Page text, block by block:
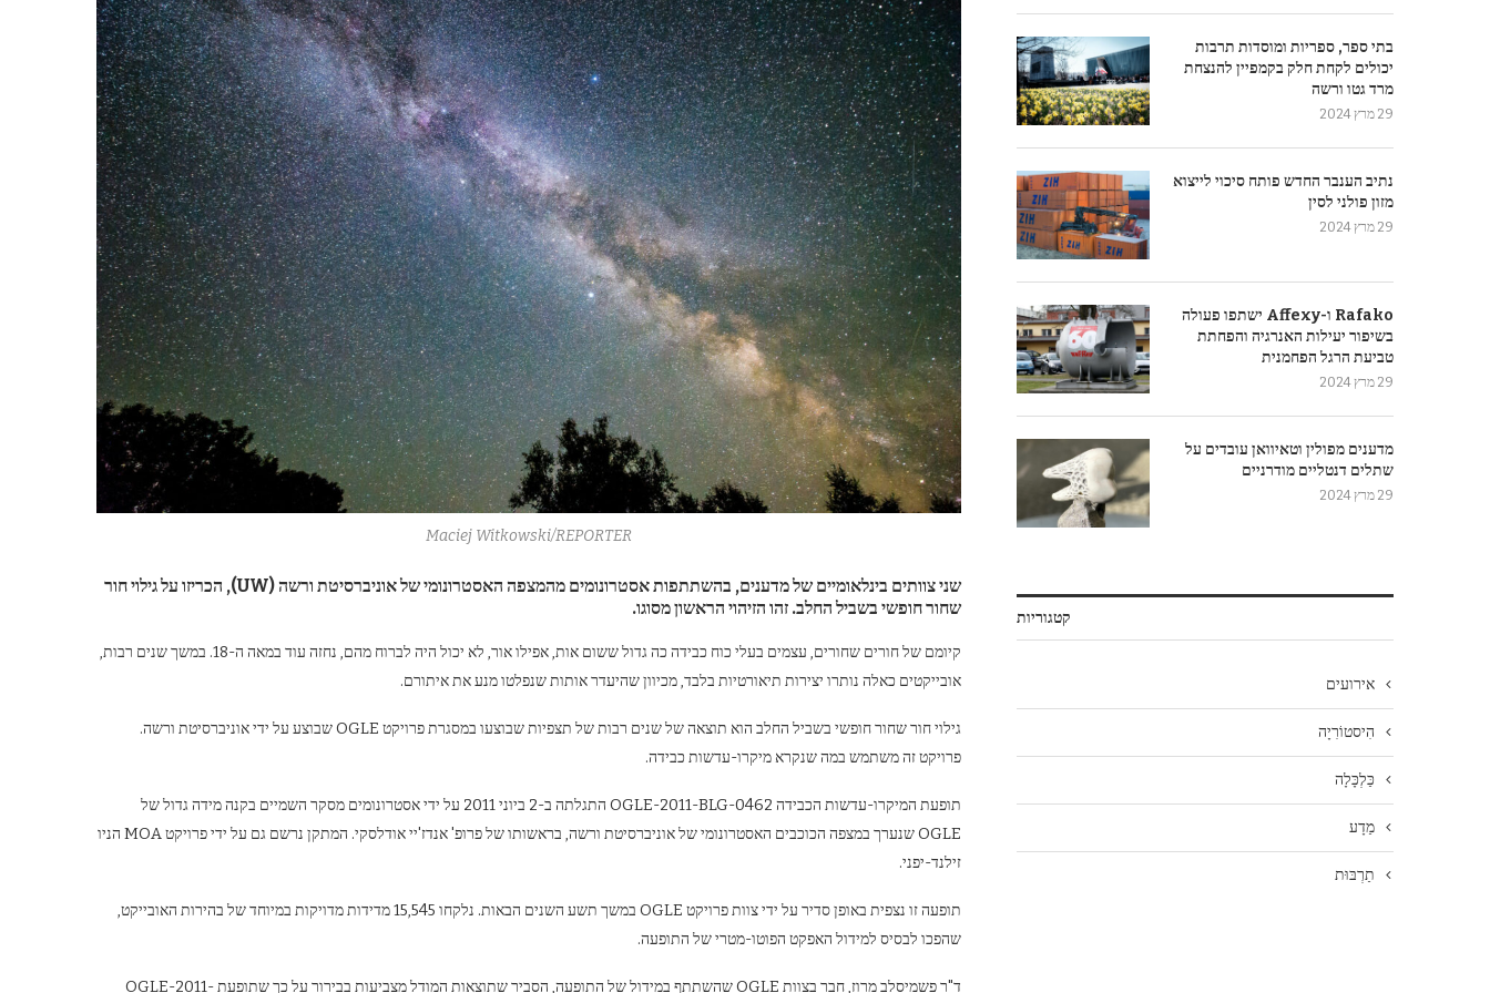
Maciej Witkowski/REPORTER
שני צוותים בינלאומיים של מדענים, בהשתתפות אסטרונומים מהמצפה האסטרונומי של אוניברסיטת ורשה (UW), הכריזו על גילוי חור
שחור חופשי בשביל החלב. זהו הזיהוי הראשון מסוגו.
קיומם של חורים שחורים, עצמים בעלי כוח כבידה כה גדול ששום אות, אפילו אור, לא יכול היה לברוח מהם, נחזה עוד במאה ה-18. במשך שנים רבות,
אובייקטים כאלה נותרו יצירות תיאורטיות בלבד, מכיוון שהיעדר אותות שנפלטו מנע את איתורם.
גילוי חור שחור חופשי בשביל החלב הוא תוצאה של שנים רבות של תצפיות שבוצעו במסגרת פרויקט OGLE שבוצע על ידי אוניברסיטת ורשה.
פרויקט זה משתמש במה שנקרא מיקרו-עדשות כבידה.
תופעת המיקרו-עדשות הכבידה OGLE-2011-BLG-0462 התגלתה ב-2 ביוני 2011 על ידי אסטרונומים מסקר השמיים בקנה מידה גדול של
OGLE שנערך במצפה הכוכבים האסטרונומי של אוניברסיטת ורשה, בראשותו של פרופ' אנדז'יי אודלסקי. המתקן נרשם גם על ידי פרויקט MOA הניו
זילנד-יפני.
תופעה זו נצפית באופן סדיר על ידי צוות פרויקט OGLE במשך תשע השנים הבאות. נלקחו 15,545 מדידות מדויקות במיוחד של בהירות האובייקט,
שהפכו לבסיס למידול האפקט הפוטו-מטרי של התופעה.
ד"ר פשמיסלב מרוז, חבר בצוות OGLE שהשתתף במידול של התופעה, הסביר שתוצאות המודל מצביעות בבירור על כך שתופעת OGLE-2011-
בתי ספר, ספריות ומוסדות תרבות
יכולים לקחת חלק בקמפיין להנצחת
מרד גטו ורשה
29 מרץ 2024
נתיב הענבר החדש פותח סיכוי לייצוא
מזון פולני לסין
29 מרץ 2024
Rafako ו-Affexy ישתפו פעולה
בשיפור יעילות האנרגיה והפחתת
טביעת הרגל הפחמנית
29 מרץ 2024
מדענים מפולין וטאיוואן עובדים על
שתלים דנטליים מודרניים
29 מרץ 2024
קטגוריות
אירועים
הִיסטוֹרִיָה
כַּלְכָּלָה
מַדָע
תַרְבּוּת